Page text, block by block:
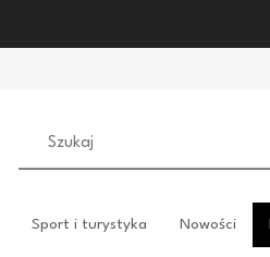
Sport i turystyka Nowości